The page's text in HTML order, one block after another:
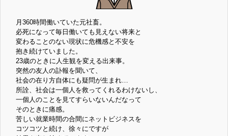
月360時間働いていた元社畜。
必死になって毎日働いても見えない将来と
変わることのない現状に危機感と不安を
抱き続けていました。
23歳のときに人生観を変える出来事。
突然の友人の訃報を聞いて、
社会の在り方自体にも疑問が生まれ…
所詮、社会は一個人を救ってくれるわけないし、
一個人のことを見てすらいないんだなって
そのときに痛感。
苦しい就業時間の合間にネットビジネスを
コツコツと続け、徐々にですが